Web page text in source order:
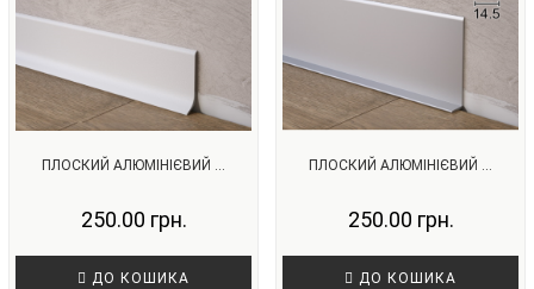
ПЛОСКИЙ АЛЮМІНІЄВИЙ ...
250.00 грн.
ДО КОШИКА
ПЛОСКИЙ АЛЮМІНІЄВИЙ ...
250.00 грн.
ДО КОШИКА